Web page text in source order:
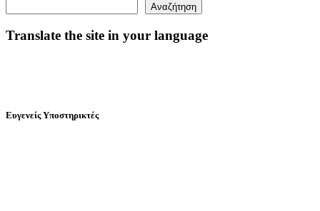
Αναζήτηση
Translate the site in your language
Ευγενείς Υποστηρικτές